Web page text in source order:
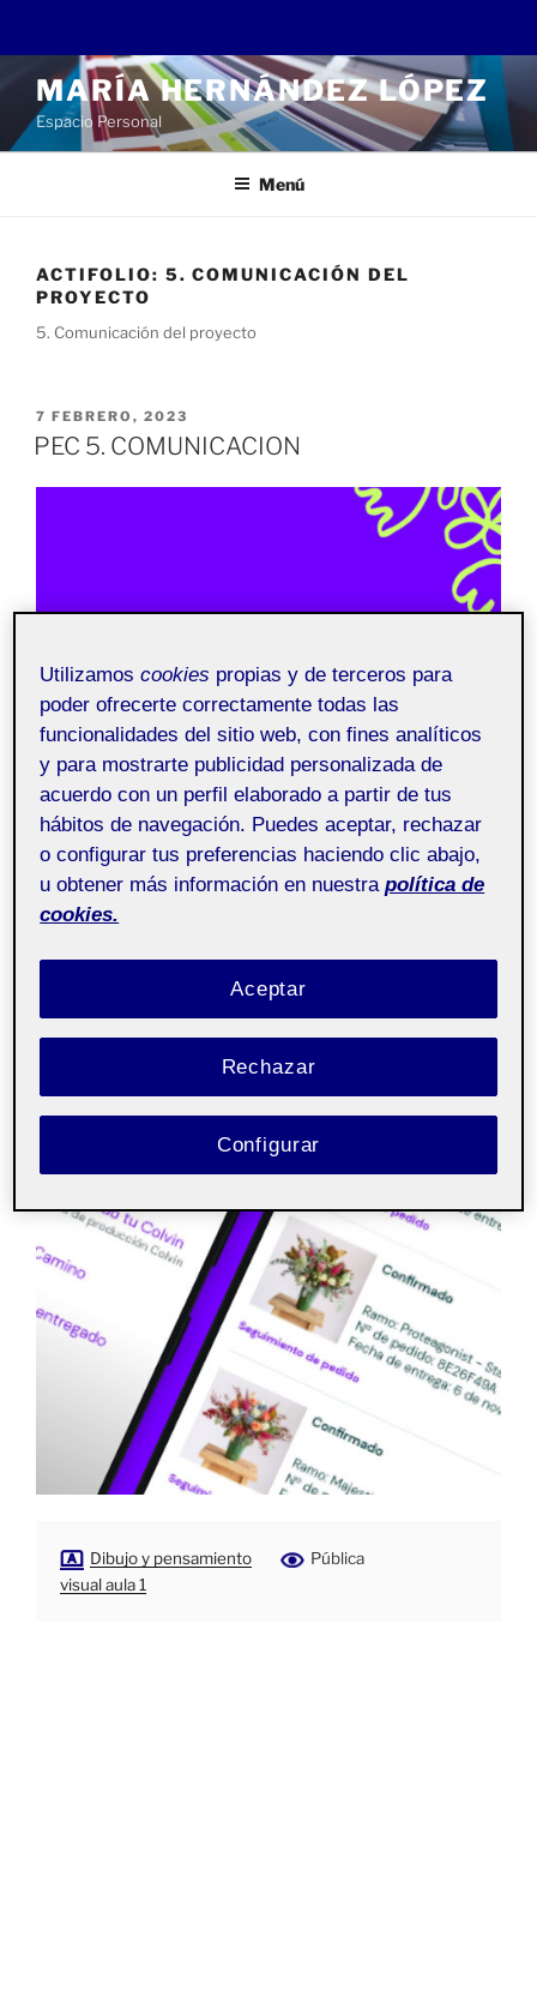
contenido
MARÍA HERNÁNDEZ LÓPEZ
Espacio Personal
Menú
ACTIFOLIO: 5. COMUNICACIÓN DEL
PROYECTO
5. Comunicación del proyecto
PUBLICADO
EL
7 FEBRERO, 2023
PEC 5. COMUNICACION
Dibujo y pensamiento
visual aula 1
Pública
Utilizamoscookies propias y de terceros para
poder ofrecerte correctamente todas las
funcionalidades del sitio web, con fines analíticos
y para mostrarte publicidad personalizada de
acuerdo con un perfil elaborado a partir de tus
hábitos de navegación. Puedes aceptar, rechazar
o configurar tus preferencias haciendo clic abajo,
u obtener más información en nuestra política de
cookies.
Rechazar
Aceptar
Configurar